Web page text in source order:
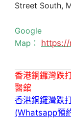
Street South,
Google
Map： https://
香港銅鑼灣跌
醫舘
香港銅鑼灣跌
(Whatsapp預